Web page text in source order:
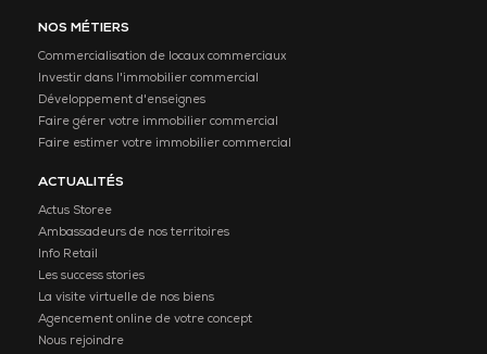
NOS MÉTIERS
Commercialisation de locaux commerciaux
Investir dans l'immobilier commercial
Développement d'enseignes
Faire gérer votre immobilier commercial
Faire estimer votre immobilier commercial
ACTUALITÉS
Actus Storee
Ambassadeurs de nos territoires
Info Retail
Les success stories
La visite virtuelle de nos biens
Agencement online de votre concept
Nous rejoindre